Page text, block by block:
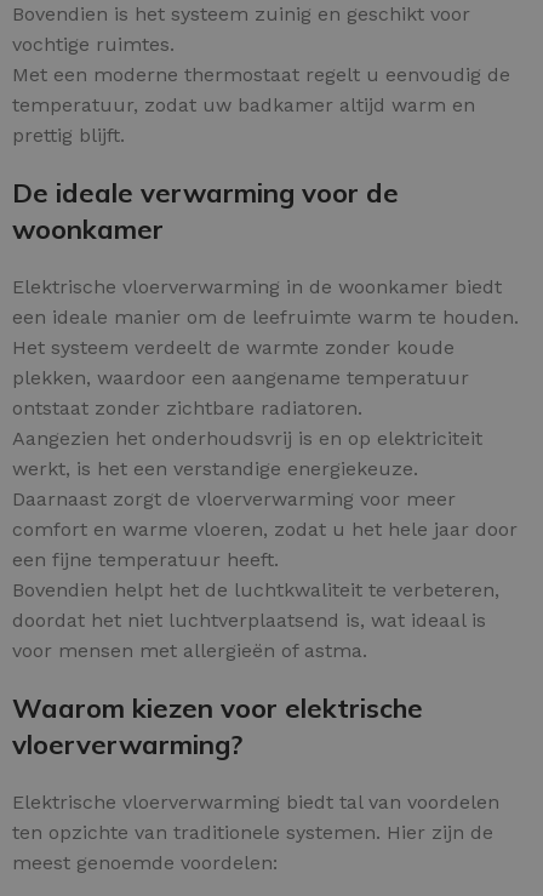
Bovendien is het systeem zuinig en geschikt voor
vochtige ruimtes.
Met een moderne thermostaat regelt u eenvoudig de
temperatuur, zodat uw badkamer altijd warm en
prettig blijft.
De ideale verwarming voor de
woonkamer
Elektrische vloerverwarming in de woonkamer biedt
een ideale manier om de leefruimte warm te houden.
Het systeem verdeelt de warmte zonder koude
plekken, waardoor een aangename temperatuur
ontstaat zonder zichtbare radiatoren.
Aangezien het onderhoudsvrij is en op elektriciteit
werkt, is het een verstandige energiekeuze.
Daarnaast zorgt de vloerverwarming voor meer
comfort en warme vloeren, zodat u het hele jaar door
een fijne temperatuur heeft.
Bovendien helpt het de luchtkwaliteit te verbeteren,
doordat het niet luchtverplaatsend is, wat ideaal is
voor mensen met allergieën of astma.
Waarom kiezen voor elektrische
vloerverwarming?
Elektrische vloerverwarming biedt tal van voordelen
ten opzichte van traditionele systemen. Hier zijn de
meest genoemde voordelen: